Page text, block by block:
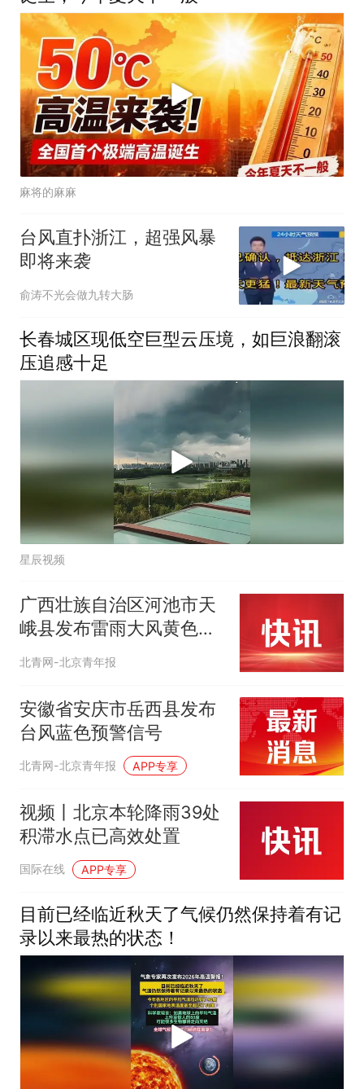
麻将的麻麻
台风直扑浙江，超强风暴
即将来袭
俞涛不光会做九转大肠
长春城区现低空巨型云压境，如巨浪翻滚
压追感十足
星辰视频
广西壮族自治区河池市天
峨县发布雷雨大风黄色预
警信号
北青网-北京青年报
安徽省安庆市岳西县发布
台风蓝色预警信号
北青网-北京青年报 APP专享
视频丨北京本轮降雨39处
积滞水点已高效处置
国际在线 APP专享
目前已经临近秋天了气候仍然保持着有记
录以来最热的状态！